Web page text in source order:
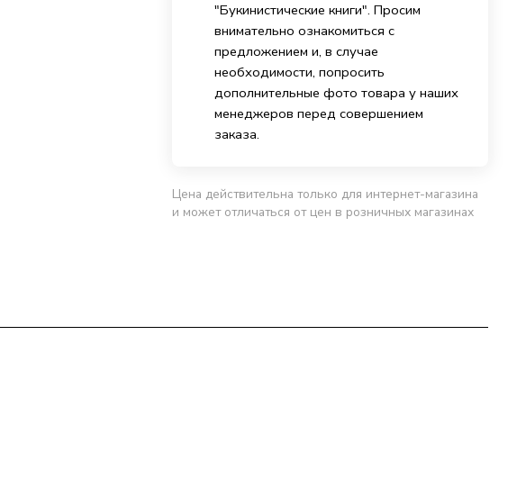
"Букинистические книги". Просим
внимательно ознакомиться с
предложением и, в случае
необходимости, попросить
дополнительные фото товара у наших
менеджеров перед совершением
заказа.
Цена действительна только для интернет-магазина
и может отличаться от цен в розничных магазинах